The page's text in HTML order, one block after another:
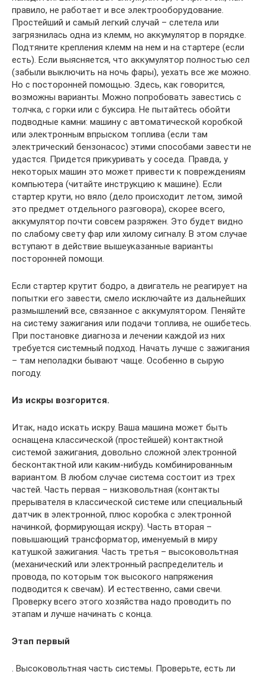
правило, не работает и все электрооборудование.
Простейший и самый легкий случай – слетела или
загрязнилась одна из клемм, но аккумулятор в порядке.
Подтяните крепления клемм на нем и на стартере (если
есть). Если выясняется, что аккумулятор полностью сел
(забыли выключить на ночь фары), уехать все же можно.
Но с посторонней помощью. Здесь, как говорится,
возможны варианты. Можно попробовать завестись с
толчка, с горки или с буксира. Не пытайтесь обойти
подводные камни: машину с автоматической коробкой
или электронным впрыском топлива (если там
электрический бензонасос) этими способами завести не
удастся. Придется прикуривать у соседа. Правда, у
некоторых машин это может привести к повреждениям
компьютера (читайте инструкцию к машине). Если
стартер крути, но вяло (дело происходит летом, зимой
это предмет отдельного разговора), скорее всего,
аккумулятор почти совсем разряжен. Это будет видно
по слабому свету фар или хилому сигналу. В этом случае
вступают в действие вышеуказанные варианты
посторонней помощи.
Если стартер крутит бодро, а двигатель не реагирует на
попытки его завести, смело исключайте из дальнейших
размышлений все, связанное с аккумулятором. Пеняйте
на систему зажигания или подачи топлива, не ошибетесь.
При постановке диагноза и лечении каждой из них
требуется системный подход. Начать лучше с зажигания
– там неполадки бывают чаще. Особенно в сырую
погоду.
Из искры возгорится.
Итак, надо искать искру. Ваша машина может быть
оснащена классической (простейшей) контактной
системой зажигания, довольно сложной электронной
бесконтактной или каким-нибудь комбинированным
вариантом. В любом случае система состоит из трех
частей. Часть первая – низковольтная (контакты
прерывателя в классической системе или специальный
датчик в электронной, плюс коробка с электронной
начинкой, формирующая искру). Часть вторая –
повышающий трансформатор, именуемый в миру
катушкой зажигания. Часть третья – высоковольтная
(механический или электронный распределитель и
провода, по которым ток высокого напряжения
подводится к свечам). И естественно, сами свечи.
Проверку всего этого хозяйства надо проводить по
этапам и лучше начинать с конца.
Этап первый
. Высоковольтная часть системы. Проверьте, есть ли